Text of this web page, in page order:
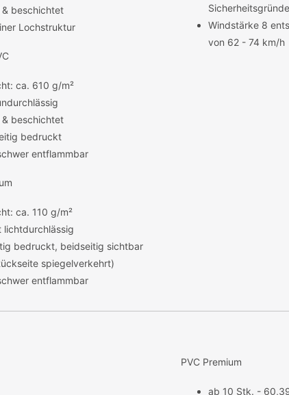
& beschichtet
Lochstruktur
ca. 610 g/m²
& beschichtet
bedruckt
entflammbar
ca. 110 g/m²
lichtdurchlässig
bedruckt, beidseitig sichtbar
spiegelverkehrt)
entflammbar
Windstärke 8
von 62 - 74 km/h
PVC Premium
ab 10 Stk. -